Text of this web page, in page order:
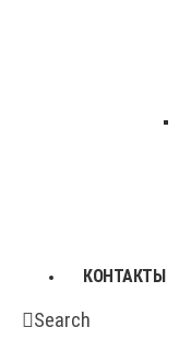
КОНТАКТЫ
Search